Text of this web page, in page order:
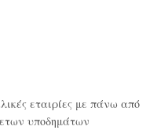
εταιρίες με πάνω από
υποδημάτων